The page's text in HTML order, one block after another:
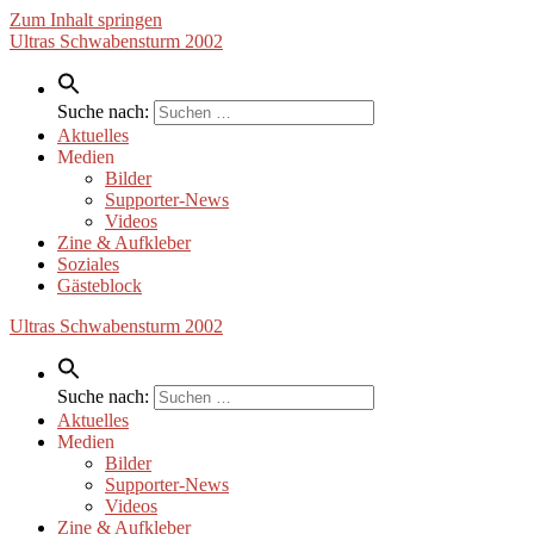
Zum Inhalt springen
Ultras Schwabensturm 2002
Suche nach:
Aktuelles
Medien
Bilder
Supporter-News
Videos
Zine & Aufkleber
Soziales
Gästeblock
Ultras Schwabensturm 2002
Suche nach:
Aktuelles
Medien
Bilder
Supporter-News
Videos
Zine & Aufkleber